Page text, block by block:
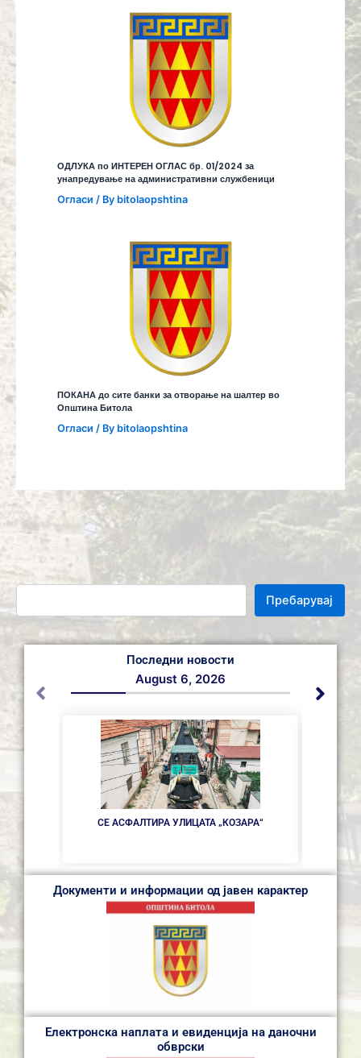
Пребарувај
Последни новости
СЕ АСФАЛТИРА УЛИЦАТА „КОЗАРА“
August 6, 2026
Документи и информации од јавен карактер
Електронска наплата и евиденција на даночни
обврски
ОДЛУКА по ИНТЕРЕН ОГЛАС бр. 01/2024 за
унапредување на административни службеници
Огласи / By bitolaopshtina
ПОКАНА до сите банки за отворање на шалтер во
Општина Битола
Огласи / By bitolaopshtina